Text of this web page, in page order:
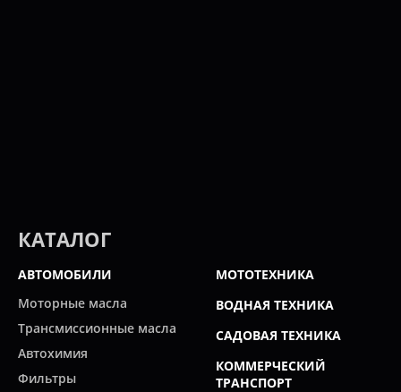
КАТАЛОГ
АВТОМОБИЛИ
Моторные масла
Трансмиссионные масла
Автохимия
Фильтры
МОТОТЕХНИКА
ВОДНАЯ ТЕХНИКА
САДОВАЯ ТЕХНИКА
КОММЕРЧЕСКИЙ
ТРАНСПОРТ